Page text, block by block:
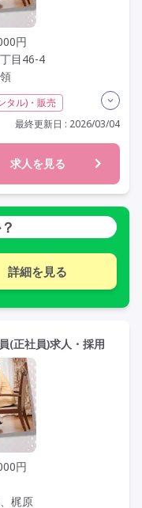
円
目46-4
タル)・販売
門相談員
その他
社会保険完備
歴不問
最終更新日 : 2026/03/04
求人を見る
詳細を見る
(正社員)求人・採用
円
梶原